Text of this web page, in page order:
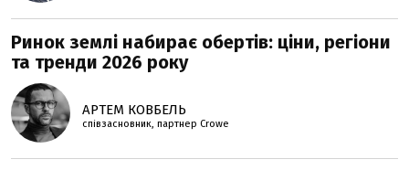
Ринок землі набирає обертів: ціни, регіони
та тренди 2026 року
АРТЕМ КОВБЕЛЬ
співзасновник, партнер Crowe